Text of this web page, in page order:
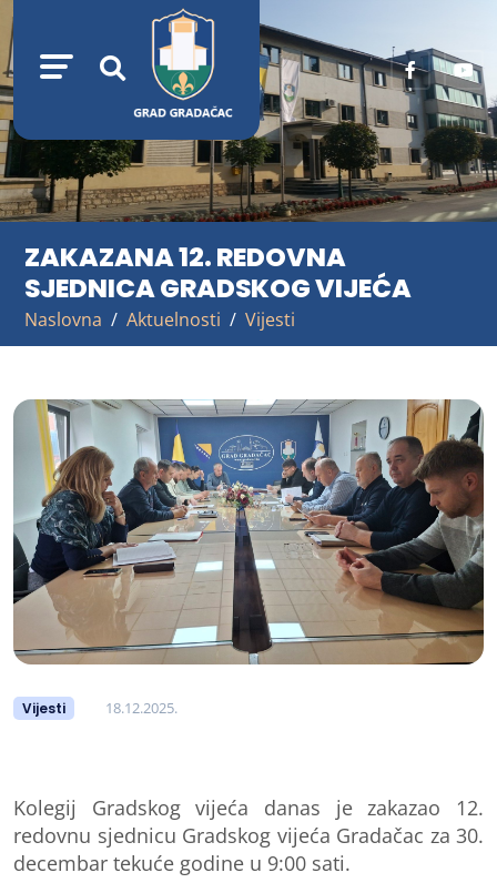
ZAKAZANA 12. REDOVNA
SJEDNICA GRADSKOG VIJEĆA
Naslovna Aktuelnosti Vijesti
Vijesti 18.12.2025.
Kolegij Gradskog vijeća danas je zakazao 12.
redovnu sjednicu Gradskog vijeća Gradačac za 30.
decembar tekuće godine u 9:00 sati.